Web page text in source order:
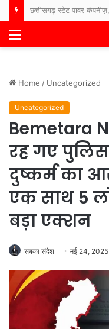
Menu
Home / Uncategorized
Uncategorized
Bemetara
रह गए
दुष्कर्म का
एक साथ 5
बड़ा एक्शन
सबका संदेश मई 24, 2025